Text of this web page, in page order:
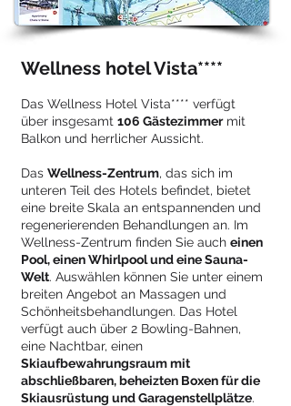
Wellness hotel Vista****
Das Wellness Hotel Vista**** verfügt
über insgesamt 106 Gästezimmermit
Balkon und herrlicher Aussicht.
Das Wellness-Zentrum, das sich im
unteren Teil des Hotels befindet, bietet
eine breite Skala an entspannenden und
regenerierenden Behandlungen an. Im
Wellness-Zentrum finden Sie auch einen
Pool, einen Whirlpool und eine Sauna-
Welt. Auswählen können Sie unter einem
breiten Angebot an Massagen und
Schönheitsbehandlungen. Das Hotel
verfügt auch über 2 Bowling-Bahnen,
eine Nachtbar, einen
Skiaufbewahrungsraum mit
abschließbaren, beheizten Boxen für die
Skiausrüstung und Garagenstellplätze.